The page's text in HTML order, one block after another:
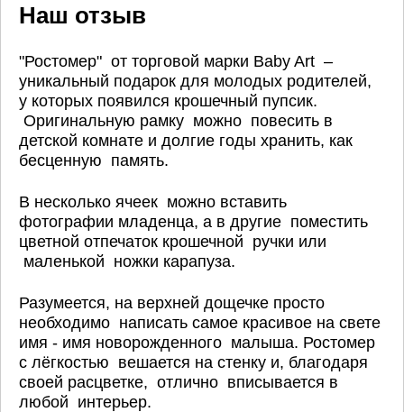
Наш отзыв
"Ростомер" от торговой марки Baby Art –
уникальный подарок для молодых родителей,
у которых появился крошечный пупсик.
Оригинальную рамку можно повесить в
детской комнате и долгие годы хранить, как
бесценную память.
В несколько ячеек можно вставить
фотографии младенца, а в другие поместить
цветной отпечаток крошечной ручки или
маленькой ножки карапуза.
Разумеется, на верхней дощечке просто
необходимо написать самое красивое на свете
имя - имя новорожденного малыша. Ростомер
с лёгкостью вешается на стенку и, благодаря
своей расцветке, отлично вписывается в
любой интерьер.